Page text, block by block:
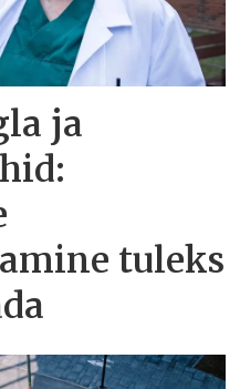
ja
tuleks